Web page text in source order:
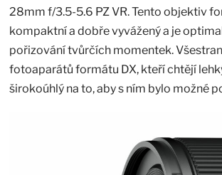
28mm f/3.5-5.6 PZ VR. Tento objektiv
kompaktní a dobře vyvážený a je
pořizování tvůrčích momentek.
fotoaparátů formátu DX, kteří chtějí
širokoúhlý na to, aby s ním bylo možné